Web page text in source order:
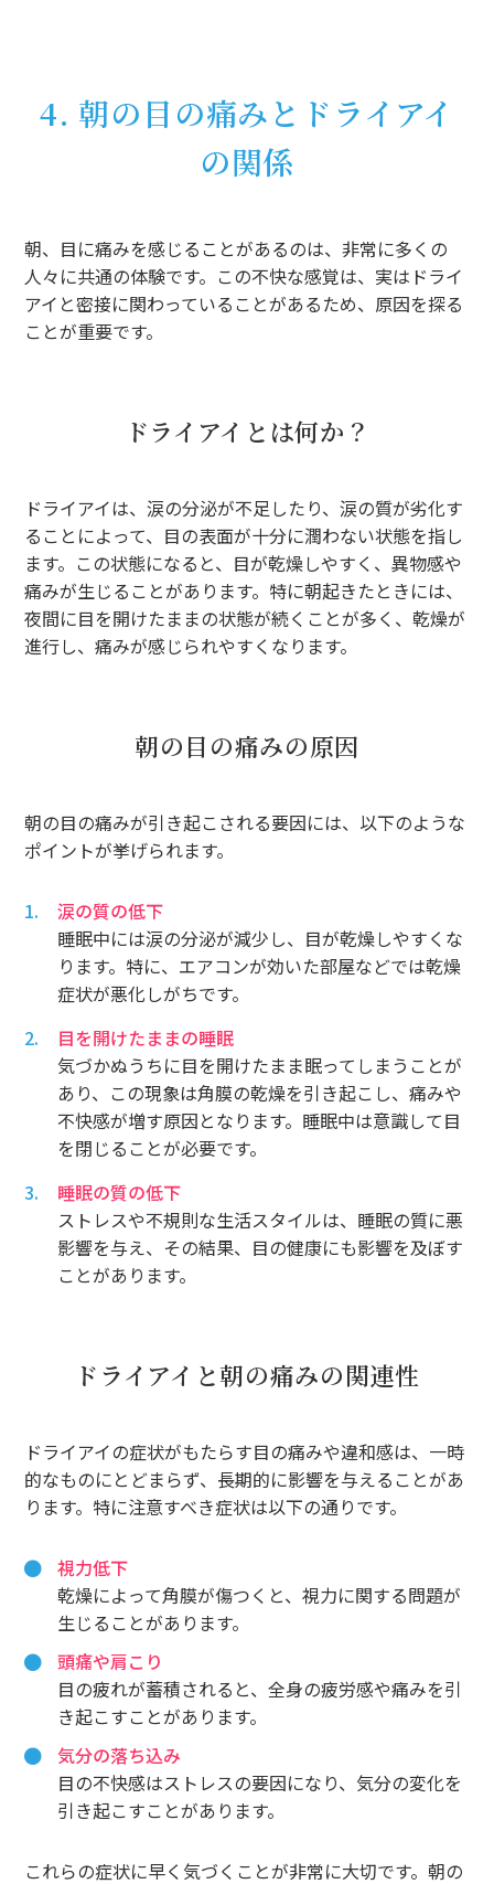
4. 朝の目の痛みとドライアイ
の関係
朝、目に痛みを感じることがあるのは、非常に多くの
人々に共通の体験です。この不快な感覚は、実はドライ
アイと密接に関わっていることがあるため、原因を探る
ことが重要です。
ドライアイとは何か？
ドライアイは、涙の分泌が不足したり、涙の質が劣化す
ることによって、目の表面が十分に潤わない状態を指し
ます。この状態になると、目が乾燥しやすく、異物感や
痛みが生じることがあります。特に朝起きたときには、
夜間に目を開けたままの状態が続くことが多く、乾燥が
進行し、痛みが感じられやすくなります。
朝の目の痛みの原因
朝の目の痛みが引き起こされる要因には、以下のような
ポイントが挙げられます。
涙の質の低下
睡眠中には涙の分泌が減少し、目が乾燥しやすくな
ります。特に、エアコンが効いた部屋などでは乾燥
症状が悪化しがちです。
目を開けたままの睡眠
気づかぬうちに目を開けたまま眠ってしまうことが
あり、この現象は角膜の乾燥を引き起こし、痛みや
不快感が増す原因となります。睡眠中は意識して目
を閉じることが必要です。
睡眠の質の低下
ストレスや不規則な生活スタイルは、睡眠の質に悪
影響を与え、その結果、目の健康にも影響を及ぼす
ことがあります。
ドライアイと朝の痛みの関連性
ドライアイの症状がもたらす目の痛みや違和感は、一時
的なものにとどまらず、長期的に影響を与えることがあ
ります。特に注意すべき症状は以下の通りです。
視力低下
乾燥によって角膜が傷つくと、視力に関する問題が
生じることがあります。
頭痛や肩こり
目の疲れが蓄積されると、全身の疲労感や痛みを引
き起こすことがあります。
気分の落ち込み
目の不快感はストレスの要因になり、気分の変化を
引き起こすことがあります。
これらの症状に早く気づくことが非常に大切です。朝の